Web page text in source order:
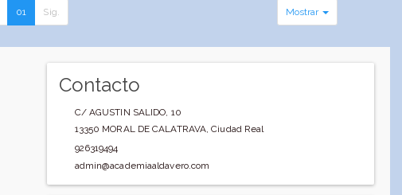
01 Sig. Mostrar
Contacto
C/ AGUSTIN SALIDO, 10
13350 MORAL DE CALATRAVA,Ciudad Real
926319494
admin@academiaaldavero.com